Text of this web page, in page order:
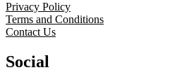
Privacy Policy
Terms and Conditions
Contact Us
Social